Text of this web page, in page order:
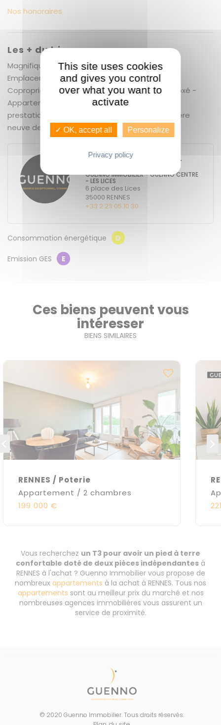
Nos honoraires
Les + du bien
Magnifique vue sur les Prairies Saint Martin -
Emplacement au pied de l'hyper centre ville -
Copropriété de standing - Garage fermé et boxé -
Appartement entièrement rénové avec des
prestations soignées - Très lumineux - Chaudière
neuve de 2014 -
FAUSTINE MONTFORT
GUENNO IMMOBILIER - GUENNO CENTRE
- LES LICES
6 place des Lices
35000 RENNES
+33 2 23 05 10 30
Consommation énergétique D
Emission GES E
Ces biens peuvent vous
intéresser
BIENS SIMILAIRES
RENNES / Poterie
Appartement / 2 chambres
199 000 €
Vous recherchez un T3 pour avoir un pied à terre
confortable doté de deux pièces indépendantes à
RENNES à l'achat ? Guenno Immobilier vous propose de
nombreux appartements à la achat à RENNES. Tous nos
appartements sont au meilleur prix du marché et nos
nombreuses agences immobilières vous assurent un
service de proximité.
© 2020 Guenno Immobilier. Tous droits réservés.
This site uses cookies
and gives you control
over what you want to
activate
✓ OK, accept all Personalize
Privacy policy